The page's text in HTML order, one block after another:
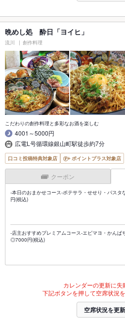
晩めし処 酔日「ヨイヒ」
流川 創作料理
こだわりの創作料理と多彩なお酒を楽しむ
4001～5000円
広電L号循環線銀山町駅徒歩約7分
口コミ投稿特典対象店 ポイントプラス対象店
クーポン
-本日のおまかせコース-ポテサラ・せせり・パス
円(税込)
-店主おすすめプレミアムコース-エビマヨ・かん
◎7000円(税込)
カレンダーの更新に失
下記ボタンを押して空席状況
空席状況を更